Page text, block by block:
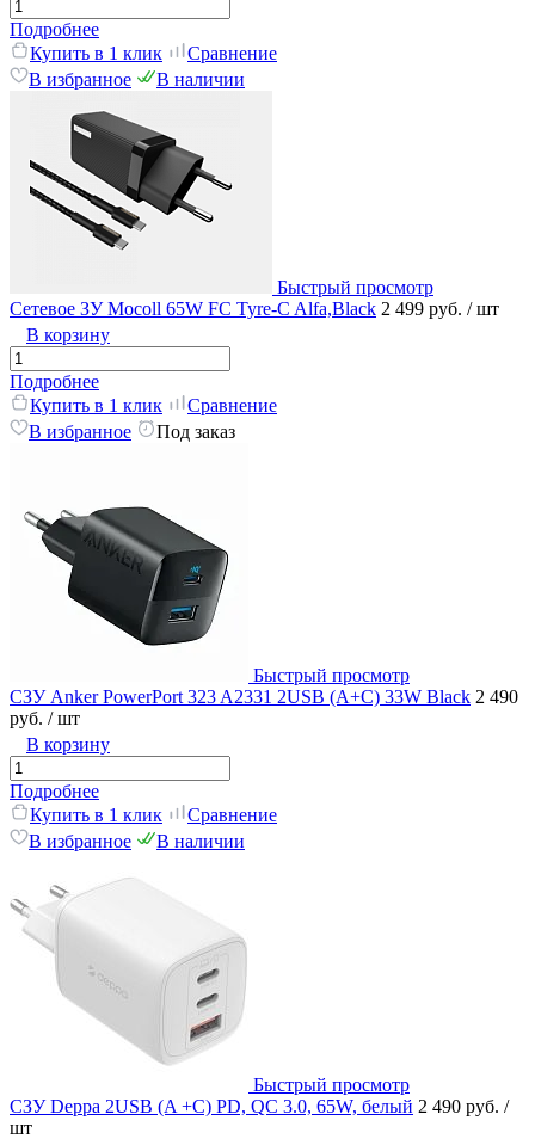
Подробнее
Купить в 1 клик
Сравнение
В избранное
В наличии
Быстрый просмотр
Сетевое ЗУ Mocoll 65W FC Tyre-C Alfa,Black 2 499 руб. / шт
В корзину
Подробнее
Купить в 1 клик
Сравнение
В избранное
Под заказ
Быстрый просмотр
СЗУ Anker PowerPort 323 A2331 2USB (A+C) 33W Black 2 490
руб. / шт
В корзину
Подробнее
Купить в 1 клик
Сравнение
В избранное
В наличии
Быстрый просмотр
СЗУ Deppa 2USB (A +C) PD, QC 3.0, 65W, белый 2 490 руб. /
шт